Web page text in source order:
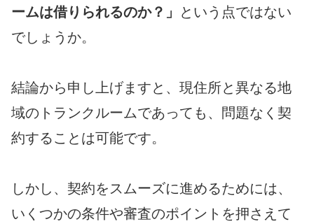
ームは借りられるのか？」
という点ではない
でしょうか。
結論から申し上げますと、 現住所と異なる地
域のトランクルームであっても、問題なく契
約することは可能です。
しかし、契約をスムーズに進めるためには、
いくつかの条件や審査のポイントを押さえて